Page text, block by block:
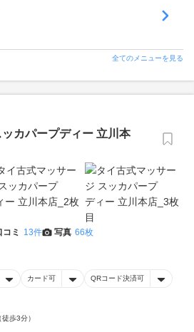
全てのメニューを見る
カパープディー 立川本
コミ 13件 写真 66枚
カード可 QRコード決済可
歩3分）